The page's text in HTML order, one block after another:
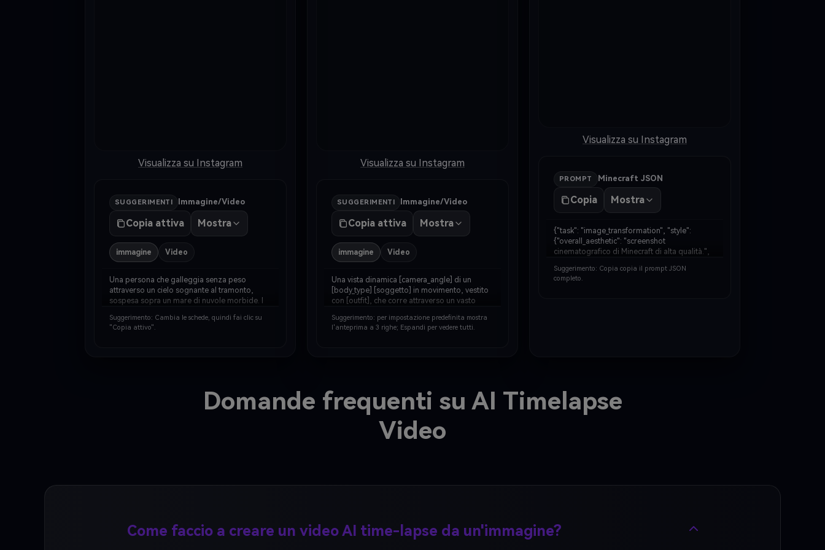
Visualizza su Instagram
SUGGERIMENTI Immagine/Video
Copia attiva Mostra
immagine Video
Una persona che galleggia senza peso
attraverso un cielo sognante al tramonto,
sospesa sopra un mare di nuvole morbide. I
mentre cadono o volano nell'aria con le
braccia graziosamente tese. Il cielo è dipinto
Suggerimento: Cambia le schede, quindi fai clic su
"Copia attivo".
Visualizza su Instagram
SUGGERIMENTI Immagine/Video
Copia attiva Mostra
immagine Video
Una vista dinamica [camera_angle] di un
[body_type] [soggetto] in movimento, vestito
con [outfit], che corre attraverso un vasto
metà passo, con [environment_detail]
calciando intorno ai [suoi/lei/loro] piedi. Lo
Suggerimento: per impostazione predefinita mostra
l'anteprima a 3 righe; Espandi per vedere tutti.
Visualizza su Instagram
PROMPT Minecraft JSON
Copia Mostra
{"task": "image_transformation", "style":
{"overall_aesthetic": "screenshot
cinematografico di Minecraft di alta qualità.",
soggetto fotorealistico incorporato in un
ambiente basato su voxel."}, "subject_rules":
Suggerimento: Copia copia il prompt JSON
completo.
Domande frequenti su AI Timelapse
Video
Come faccio a creare un video AI time-lapse da un'immagine?